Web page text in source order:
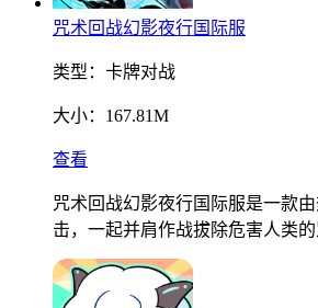
咒术回战幻影夜行国际服
类型： 卡牌对战
大小： 167.81M
查看
咒术回战幻影夜行国际服是一款
击，一起并肩作战拔除危害人类的